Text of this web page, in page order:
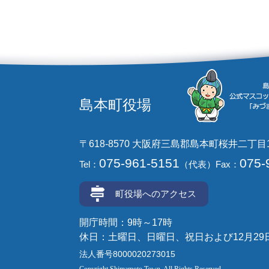
島本町役場
〒618-8570 大阪府三島郡島本町桜井二丁目
Tel： 075-961-5151 （代表） Fax： 075-
町役場へのアクセス
開庁時間：9時～17時
休日：土曜日、日曜日、祝日および12月29
法人番号8000020273015